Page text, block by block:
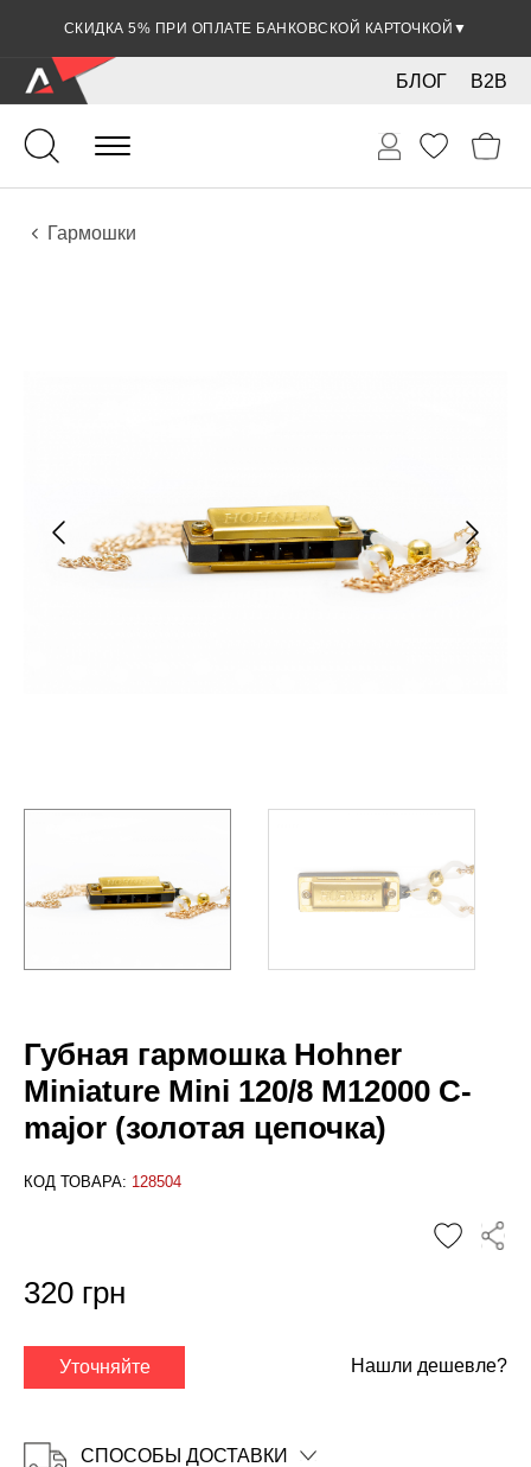
СКИДКА 5% ПРИ ОПЛАТЕ БАНКОВСКОЙ КАРТОЧКОЙ ▼
B2B
БЛОГ
Духовые
Губные гармошки и мелодики
Инструменты
Гармошки
Губная гармошка Hohner
Miniature Mini 120/8 M12000 C-
major (золотая цепочка)
КОД ТОВАРА: 128504
320 грн
Уточняйте Нашли дешевле?
СПОСОБЫ ДОСТАВКИ